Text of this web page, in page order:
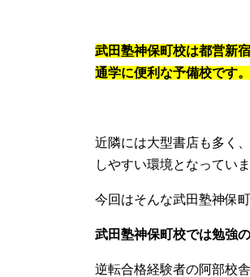
武田塾神保町校は都営新
通学に便利な予備校です。
近隣には大型書店も多く
しやすい環境となっていま
今回はそんな武田塾神保
武田塾神保町校では勉強
逆転合格経験者の阿部校